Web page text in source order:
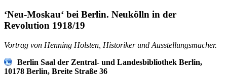
‘Neu-Moskau‘ bei Berlin. Neukölln in der
Revolution 1918/19
Vortrag von Henning Holsten, Historiker und Ausstellungsmacher.
Berlin Saal der Zentral- und Landesbibliothek Berlin,
10178 Berlin, Breite Straße 36